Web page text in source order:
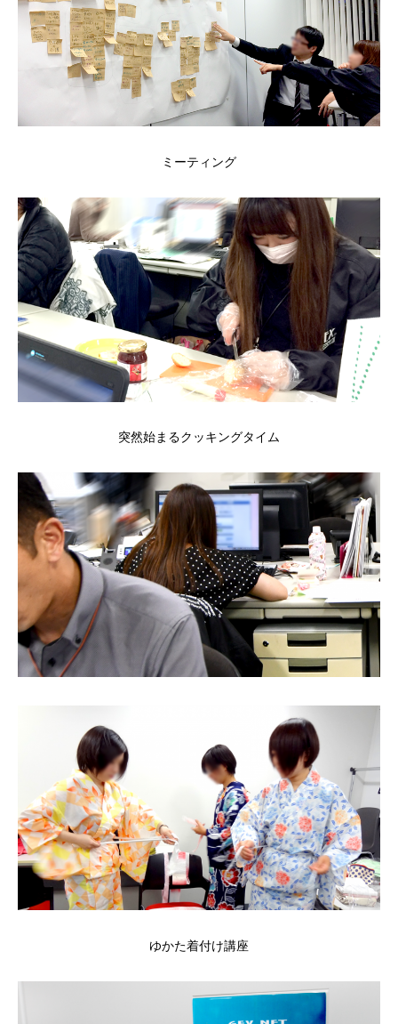
ミーティング
突然始まるクッキングタイム
ゆかた着付け講座